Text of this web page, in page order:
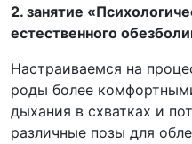
2. занятие
естественного
Настраиваемся на
роды более
дыхания в схватках и
различные позы для